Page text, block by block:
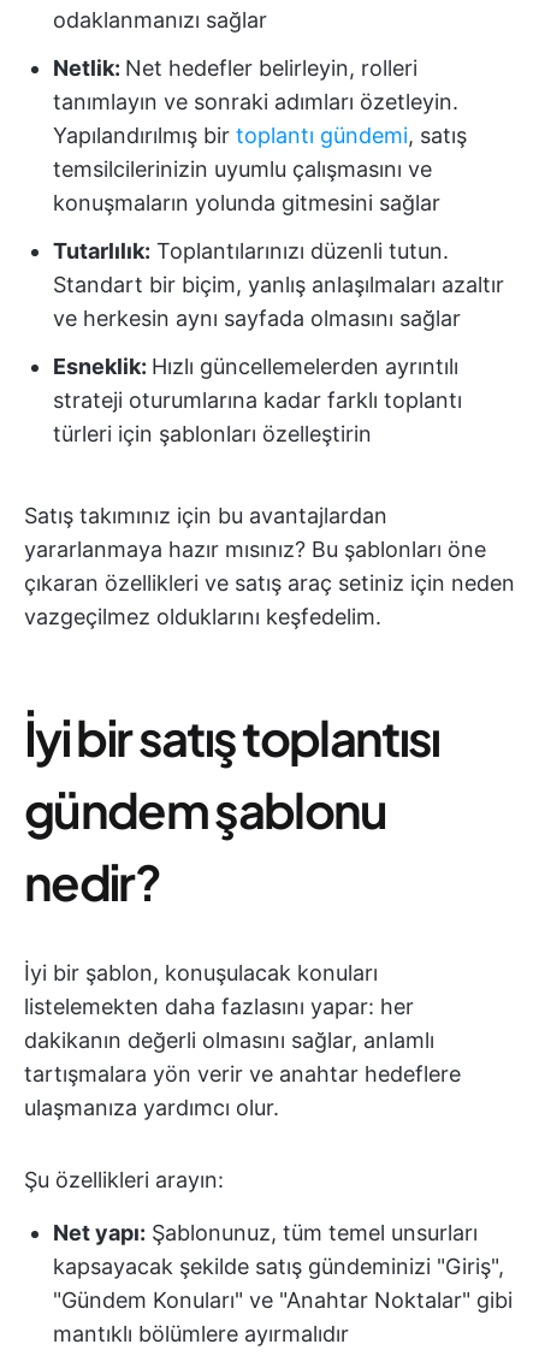
odaklanmanızı sağlar
Netlik: Net hedefler belirleyin, rolleri
tanımlayın ve sonraki adımları özetleyin.
Yapılandırılmış bir toplantı gündemi, satış
temsilcilerinizin uyumlu çalışmasını ve
konuşmaların yolunda gitmesini sağlar
Tutarlılık: Toplantılarınızı düzenli tutun.
Standart bir biçim, yanlış anlaşılmaları azaltır
ve herkesin aynı sayfada olmasını sağlar
Esneklik: Hızlı güncellemelerden ayrıntılı
strateji oturumlarına kadar farklı toplantı
türleri için şablonları özelleştirin
Satış takımınız için bu avantajlardan
yararlanmaya hazır mısınız? Bu şablonları öne
çıkaran özellikleri ve satış araç setiniz için neden
vazgeçilmez olduklarını keşfedelim.
İyi bir satış toplantısı
gündem şablonu
nedir?
İyi bir şablon, konuşulacak konuları
listelemekten daha fazlasını yapar: her
dakikanın değerli olmasını sağlar, anlamlı
tartışmalara yön verir ve anahtar hedeflere
ulaşmanıza yardımcı olur.
Şu özellikleri arayın:
Net yapı: Şablonunuz, tüm temel unsurları
kapsayacak şekilde satış gündeminizi "Giriş",
"Gündem Konuları" ve "Anahtar Noktalar" gibi
mantıklı bölümlere ayırmalıdır